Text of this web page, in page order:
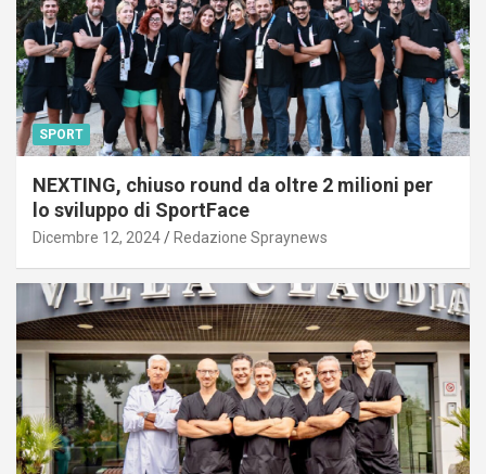
SPORT
NEXTING, chiuso round da oltre 2 milioni per
lo sviluppo di SportFace
Dicembre 12, 2024 Redazione Spraynews